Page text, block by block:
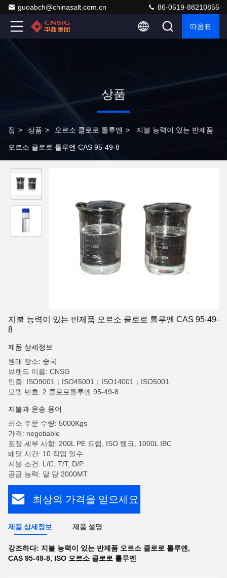
guoabch@chinasalt.com.cn 86-0519-88210855
따옴표
상품
집 > 상품 > 오르소 클로로 톨루엔 > 지불 능력이 있는 반제품
오르소 클로로 톨루엔 CAS 95-49-8
지불 능력이 있는 반제품 오르소 클로로 톨루엔 CAS 95-49-
8
제품 상세정보
원래 장소: 중국
브랜드 이름: CNSG
인증: ISO9001；ISO45001；ISO14001；ISO5001
모델 번호: 2 클로로톨루엔 95-49-8
지불과 운송 용어
최소 주문 수량: 5000Kgs
가격: negotiable
포장 세부 사항: 200L PE 드럼, ISO 탱크, 1000L IBC
배달 시간: 10 작업 일수
지불 조건: L/C, T/T, D/P
공급 능력: 달 당 2000MT
최상의 가격을 얻으세요
제품 상세정보 제품 설명
강조하다: 지불 능력이 있는 반제품 오르소 클로로 톨루엔 ,
CAS 95-49-8, ISO 오르소 클로로 톨루엔